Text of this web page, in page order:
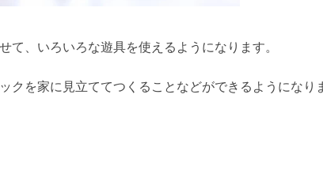
て、いろいろな遊具を使えるようになります。
クを家に見立ててつくることなどができるようになり